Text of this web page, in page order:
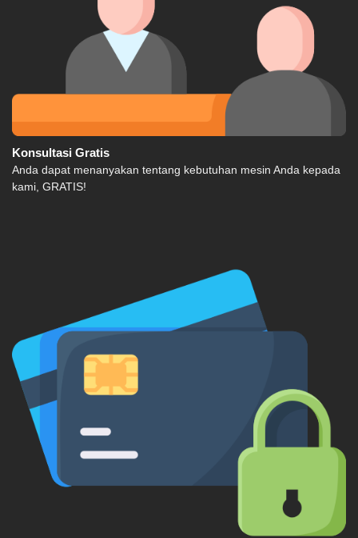
Konsultasi Gratis
Anda dapat menanyakan tentang kebutuhan mesin Anda kepada
kami, GRATIS!